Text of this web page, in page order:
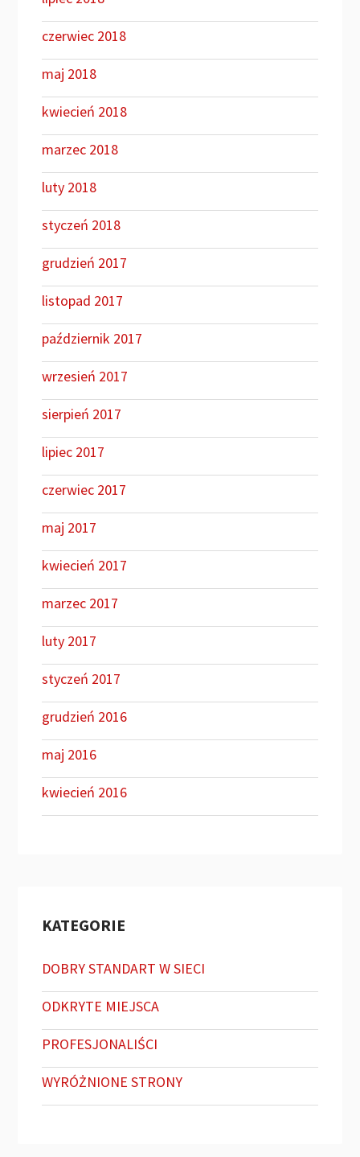
czerwiec 2018
maj 2018
kwiecień 2018
marzec 2018
luty 2018
styczeń 2018
grudzień 2017
listopad 2017
październik 2017
wrzesień 2017
sierpień 2017
lipiec 2017
czerwiec 2017
maj 2017
kwiecień 2017
marzec 2017
luty 2017
styczeń 2017
grudzień 2016
maj 2016
kwiecień 2016
KATEGORIE
DOBRY STANDART W SIECI
ODKRYTE MIEJSCA
PROFESJONALIŚCI
WYRÓŻNIONE STRONY